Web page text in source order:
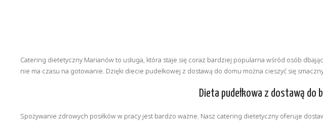
Catering dietetyczny Marianów to usługa, która staje się coraz bardziej popularna wśród osób
nie ma czasu na gotowanie. Dzięki diecie pudełkowej z dostawą do domu można cieszyć się
Dieta pudełkowa z dostawą
Spożywanie zdrowych posiłków w pracy jest bardzo ważne. Nasz catering dietetyczny oferuje